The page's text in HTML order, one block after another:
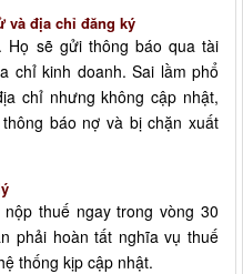
và địa chỉ đăng ký
Họ sẽ gửi thông báo qua tài
chỉ kinh doanh. Sai lầm phổ
chỉ nhưng không cập nhật,
báo nợ và bị chặn xuất
thuế ngay trong vòng 30
phải hoàn tất nghĩa vụ thuế
thống kịp cập nhật.